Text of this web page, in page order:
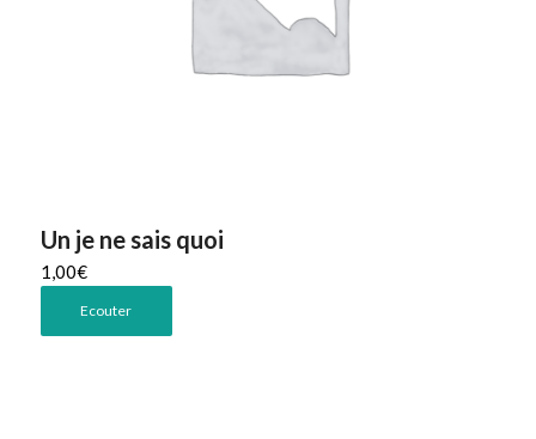
Un je ne sais quoi
1,00€
Ecouter